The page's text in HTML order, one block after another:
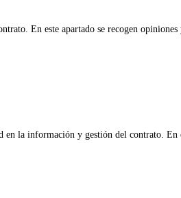
En este apartado se recogen opiniones
la información y gestión del contrato. En